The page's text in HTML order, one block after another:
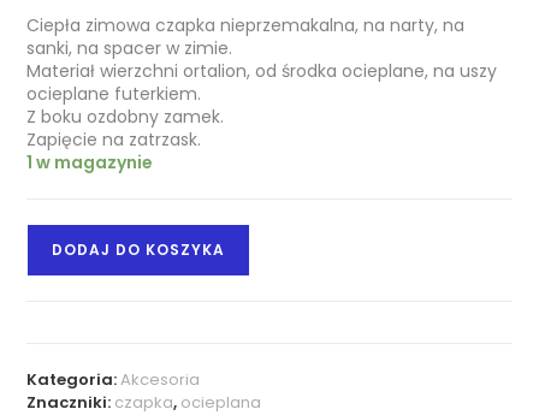
Ciepła zimowa czapka nieprzemakalna, na narty, na
sanki, na spacer w zimie.
Materiał wierzchni ortalion, od środka ocieplane, na uszy
ocieplane futerkiem.
Z boku ozdobny zamek.
Zapięcie na zatrzask.
1 w magazynie
DODAJ DO KOSZYKA
Kategoria:Akcesoria
Znaczniki: czapka, ocieplana